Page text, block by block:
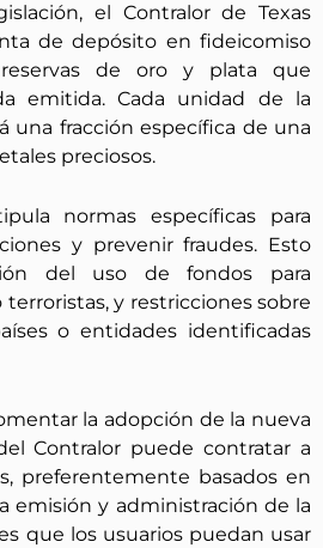
el Contralor de Texas
de depósito en fideicomiso
de oro y plata que
emitida. Cada unidad de la
una fracción específica de una
preciosos.
normas específicas para
y prevenir fraudes. Esto
del uso de fondos para
y restricciones sobre
o entidades identificadas
la adopción de la nueva
Contralor puede contratar a
preferentemente basados en
emisión y administración de la
que los usuarios puedan usar